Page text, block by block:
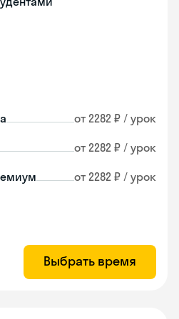
от 2282 ₽ / урок
от 2282 ₽ / урок
от 2282 ₽ / урок
Выбрать время